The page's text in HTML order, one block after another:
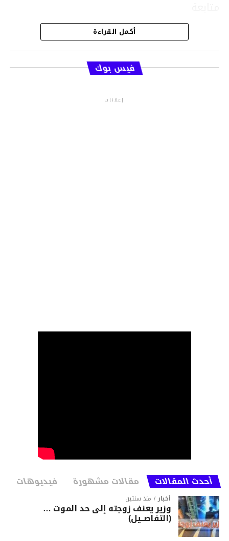
قسم الاخبار
أكمل القراءة
فيس بوك
إعلانات
أحدث المقالات مقالات مشهورة فيديوهات
أخبار منذ سنتين
وزير يعنف زوجته إلى حد الموت …
(التفاصــيل)